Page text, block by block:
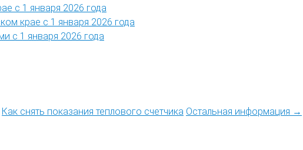
с 1 января 2026 года
крае с 1 января 2026 года
с 1 января 2026 года
Как снять показания теплового счетчика Остальная информация →